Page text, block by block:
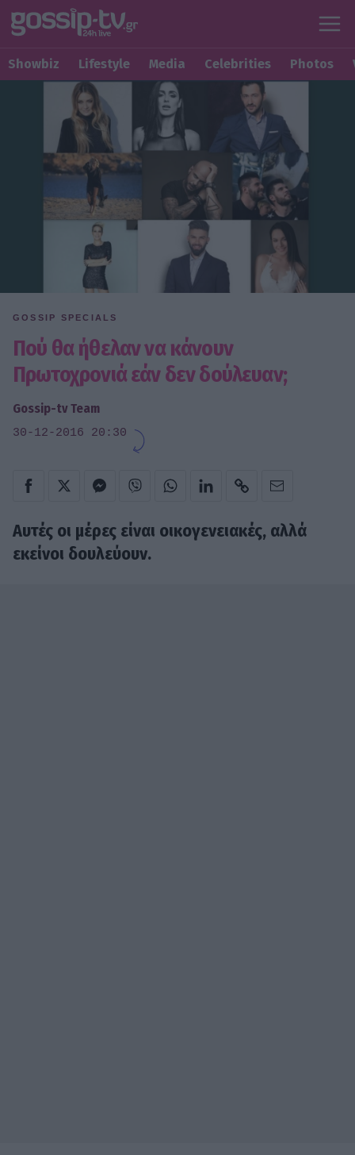
Showbiz Lifestyle Media Celebrities Photos
GOSSIP SPECIALS
Πού θα ήθελαν να κάνουν
Πρωτοχρονιά εάν δεν δούλευαν;
Gossip-tv Team
30-12-2016 20:30
Αυτές οι μέρες είναι οικογενειακές, αλλά
εκείνοι δουλεύουν.